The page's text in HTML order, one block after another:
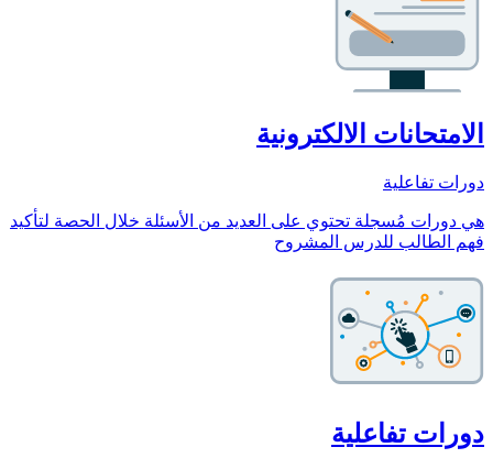
الامتحانات الالكترونية
دورات تفاعلية
هي دورات مُسجلة تحتوي على العديد من الأسئلة خلال الحصة لتأكيد
فهم الطالب للدرس المشروح
دورات تفاعلية